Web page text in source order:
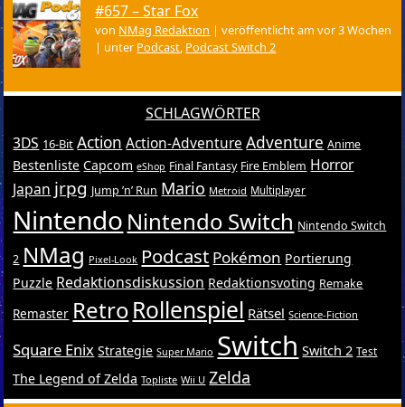
#657 – Star Fox
von NMag Redaktion |veröffentlicht am vor 3 Wochen
| unter Podcast, Podcast Switch 2
SCHLAGWÖRTER
3DS 16-Bit Action Action-Adventure Adventure Anime
Bestenliste Capcom eShop Final Fantasy Fire Emblem Horror
Japan jrpg Jump ’n’ Run Mario Metroid Multiplayer
Nintendo Nintendo Switch Nintendo Switch
2 NMag Pixel-Look Podcast Pokémon Portierung
Puzzle Redaktionsdiskussion Redaktionsvoting Remake
Remaster RetroRollenspiel Rätsel Science-Fiction
Square Enix Strategie Super Mario Switch Switch 2 Test
The Legend of Zelda Topliste Wii U Zelda